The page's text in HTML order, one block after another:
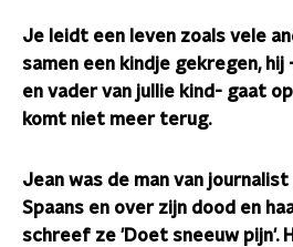
Je leidt een leven zoals vele
samen een kindje gekregen,
en vader van jullie kind- gaat
komt niet meer terug.
Jean was de man van
Spaans en over zijn dood en
schreef ze 'Doet sneeuw pijn'.